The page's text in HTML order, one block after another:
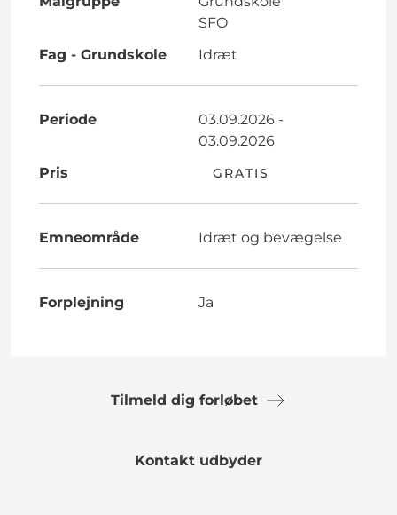
SFO
Fag - Grundskole
Idræt
Periode
03.09.2026 -
03.09.2026
Pris
GRATIS
Emneområde Idræt og bevægelse
Forplejning Ja
Tilmeld dig forløbet
Kontakt udbyder